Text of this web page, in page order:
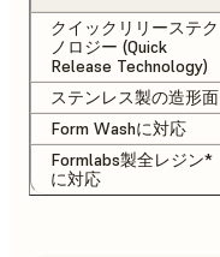
クイックリリーステク
ノロジー (Quick
Release Technology)
ステンレス製の造形面
Form Washに対応
Formlabs製全レジン*
に対応